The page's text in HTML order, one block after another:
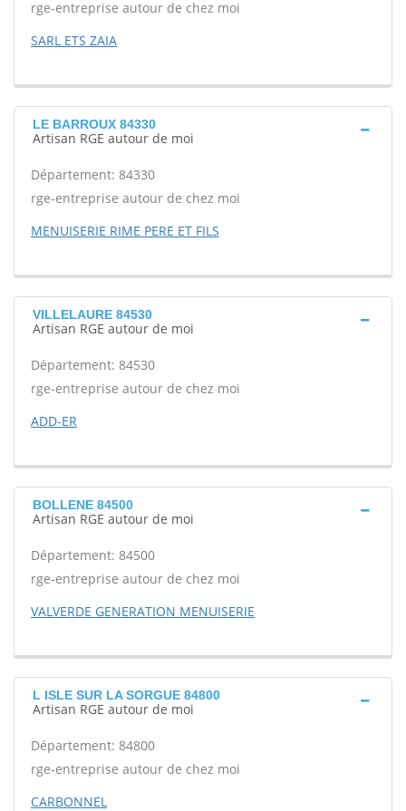
rge-entreprise autour de chez moi
SARL ETS ZAIA
LE BARROUX 84330
Artisan RGE autour de moi
Département: 84330
rge-entreprise autour de chez moi
MENUISERIE RIME PERE ET FILS
VILLELAURE 84530
Artisan RGE autour de moi
Département: 84530
rge-entreprise autour de chez moi
ADD-ER
BOLLENE 84500
Artisan RGE autour de moi
Département: 84500
rge-entreprise autour de chez moi
VALVERDE GENERATION MENUISERIE
L ISLE SUR LA SORGUE 84800
Artisan RGE autour de moi
Département: 84800
rge-entreprise autour de chez moi
CARBONNEL